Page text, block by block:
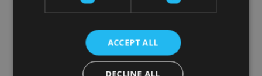
ACCEPT ALL
DECLINE ALL